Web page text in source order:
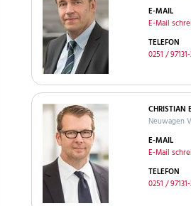
E-MAIL
E-Mail
TELEFON
0251 /
CHRISTIAN
Neuwagen
E-MAIL
E-Mail
TELEFON
0251 /